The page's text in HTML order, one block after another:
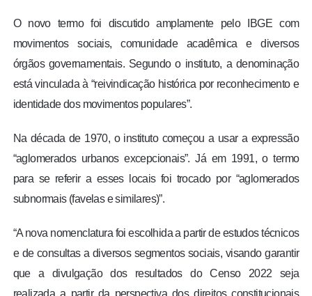
FOTOS
COLUNISTAS
O novo termo foi discutido amplamente pelo IBGE com
movimentos sociais, comunidade acadêmica e diversos
órgãos governamentais. Segundo o instituto, a denominação
está vinculada à “reivindicação histórica por reconhecimento e
identidade dos movimentos populares”.
Na década de 1970, o instituto começou a usar a expressão
“aglomerados urbanos excepcionais”. Já em 1991, o termo
para se referir a esses locais foi trocado por “aglomerados
subnormais (favelas e similares)”.
“A nova nomenclatura foi escolhida a partir de estudos técnicos
e de consultas a diversos segmentos sociais, visando garantir
que a divulgação dos resultados do Censo 2022 seja
realizada a partir da perspectiva dos direitos constitucionais